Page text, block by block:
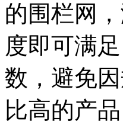
的围栏网
度即可满
数，避免
比高的产